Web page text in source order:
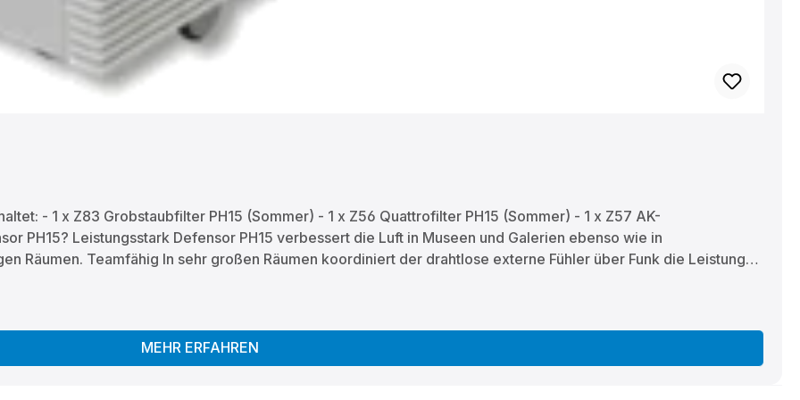
- 1 x Z83 Grobstaubfilter PH15 (Sommer) - 1 x Z56 Quattrofilter PH15 (Sommer) - 1 x Z57 AK-
PH15? Leistungsstark Defensor PH15 verbessert die Luft in Museen und Galerien ebenso wie in
Räumen. Teamfähig In sehr großen Räumen koordiniert der drahtlose externe Fühler über Funk die Leistung
Geruch, Pollen und Feinstaub. So ist freies Durchatmen garantiert. Wasser nachfüllen leicht gemacht Ganz ohne
Die Verdunstungstechnologie gehört zu den Energieeffizientesten. Noch mehr Energie sparen Sie durch den
nur dann, wenn Ihre Räume befeuchtet werden müssen. Hygienisch und frisch Wenn die Luft in Ihren Räumen
MEHR ERFAHREN